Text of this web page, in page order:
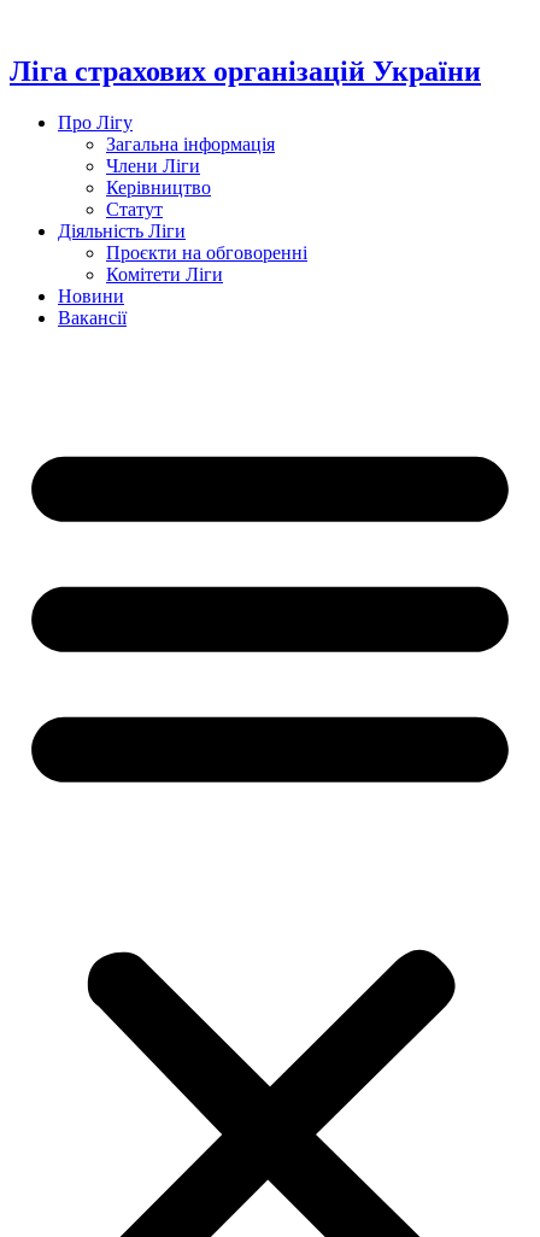
вмісту
Ліга страхових організацій України
Про Лігу
Загальна інформація
Члени Ліги
Керівництво
Статут
Діяльність Ліги
Проєкти на обговоренні
Комітети Ліги
Новини
Вакансії